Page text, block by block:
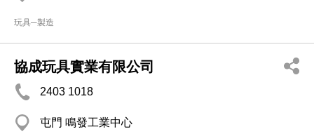
玩具─製造
協成玩具實業有限公司
2403 1018
屯門 鳴發工業中心